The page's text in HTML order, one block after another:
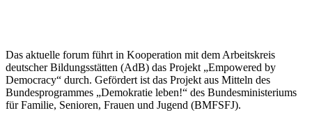
Das aktuelle forum führt in Kooperation mit dem Arbeitskreis
deutscher Bildungsstätten (AdB) das Projekt „Empowered by
Democracy“ durch. Gefördert ist das Projekt aus Mitteln des
Bundesprogrammes „Demokratie leben!“ des Bundesministeriums
für Familie, Senioren, Frauen und Jugend (BMFSFJ).